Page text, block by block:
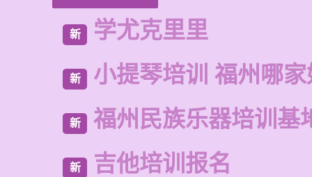
新 学尤克里里
新 小提琴培训 福州哪
新 福州民族乐器培训基
新 吉他培训报名